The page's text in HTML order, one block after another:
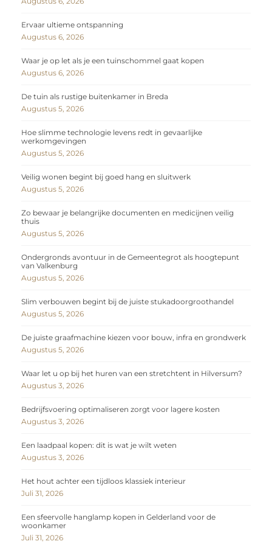
Ervaar ultieme ontspanning
Augustus 6, 2026
Waar je op let als je een tuinschommel gaat kopen
Augustus 6, 2026
De tuin als rustige buitenkamer in Breda
Augustus 5, 2026
Hoe slimme technologie levens redt in gevaarlijke
werkomgevingen
Augustus 5, 2026
Veilig wonen begint bij goed hang en sluitwerk
Augustus 5, 2026
Zo bewaar je belangrijke documenten en medicijnen veilig
thuis
Augustus 5, 2026
Ondergronds avontuur in de Gemeentegrot als hoogtepunt
van Valkenburg
Augustus 5, 2026
Slim verbouwen begint bij de juiste stukadoorgroothandel
Augustus 5, 2026
De juiste graafmachine kiezen voor bouw, infra en grondwerk
Augustus 5, 2026
Waar let u op bij het huren van een stretchtent in Hilversum?
Augustus 3, 2026
Bedrijfsvoering optimaliseren zorgt voor lagere kosten
Augustus 3, 2026
Een laadpaal kopen: dit is wat je wilt weten
Augustus 3, 2026
Het hout achter een tijdloos klassiek interieur
Juli 31, 2026
Een sfeervolle hanglamp kopen in Gelderland voor de
woonkamer
Juli 31, 2026